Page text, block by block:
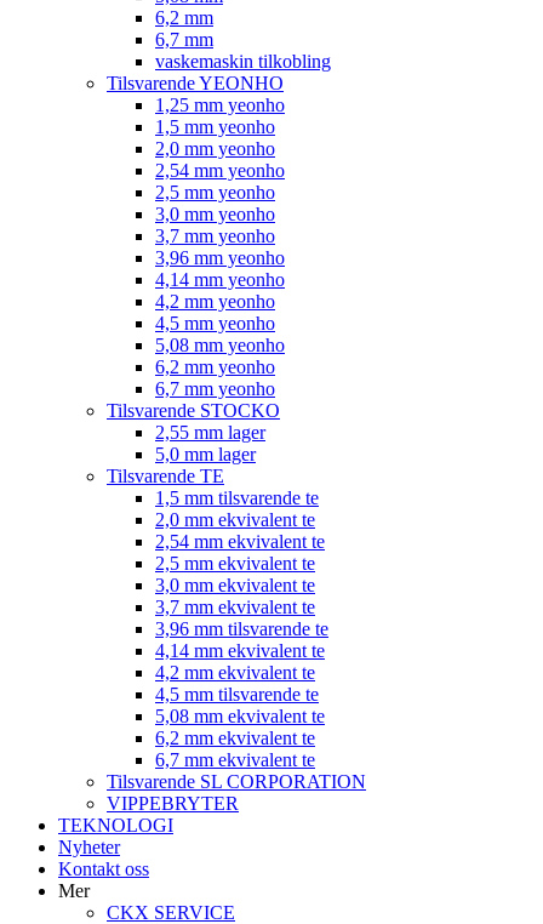
6,2 mm
6,7 mm
vaskemaskin tilkobling
Tilsvarende YEONHO
1,25 mm yeonho
1,5 mm yeonho
2,0 mm yeonho
2,54 mm yeonho
2,5 mm yeonho
3,0 mm yeonho
3,7 mm yeonho
3,96 mm yeonho
4,14 mm yeonho
4,2 mm yeonho
4,5 mm yeonho
5,08 mm yeonho
6,2 mm yeonho
6,7 mm yeonho
Tilsvarende STOCKO
2,55 mm lager
5,0 mm lager
Tilsvarende TE
1,5 mm tilsvarende te
2,0 mm ekvivalent te
2,54 mm ekvivalent te
2,5 mm ekvivalent te
3,0 mm ekvivalent te
3,7 mm ekvivalent te
3,96 mm tilsvarende te
4,14 mm ekvivalent te
4,2 mm ekvivalent te
4,5 mm tilsvarende te
5,08 mm ekvivalent te
6,2 mm ekvivalent te
6,7 mm ekvivalent te
Tilsvarende SL CORPORATION
VIPPEBRYTER
TEKNOLOGI
Nyheter
Kontakt oss
Mer
CKX SERVICE